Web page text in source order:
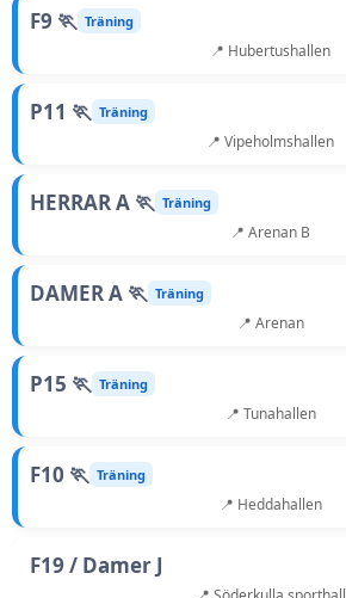
F9 🏃 Träning
📍 Hubertushallen
P11 🏃 Träning
📍 Vipeholmshallen
HERRAR A 🏃 Träning
📍 Arenan B
DAMER A 🏃 Träning
📍 Arenan
P15 🏃 Träning
📍 Tunahallen
F10 🏃 Träning
📍 Heddahallen
F19 / Damer J